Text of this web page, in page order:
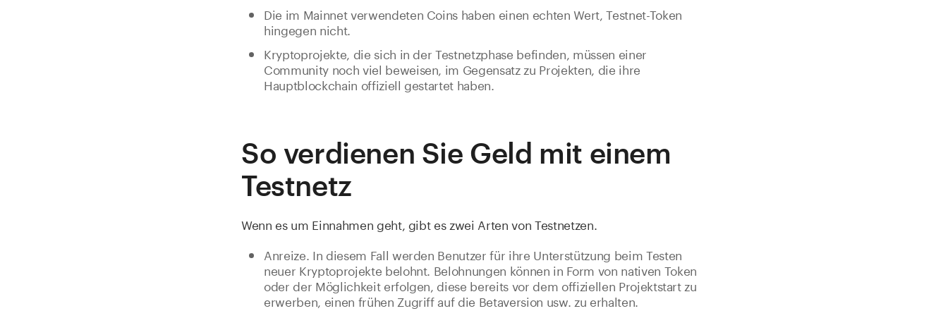
Die im Mainnet verwendeten Coins haben einen echten Wert, Testnet-Token
hingegen nicht.
Kryptoprojekte, die sich in der Testnetzphase befinden, müssen einer
Community noch viel beweisen, im Gegensatz zu Projekten, die ihre
Hauptblockchain offiziell gestartet haben.
So verdienen Sie Geld mit einem
Testnetz
Wenn es um Einnahmen geht, gibt es zwei Arten von Testnetzen.
Anreize. In diesem Fall werden Benutzer für ihre Unterstützung beim Testen
neuer Kryptoprojekte belohnt. Belohnungen können in Form von nativen Token
oder der Möglichkeit erfolgen, diese bereits vor dem offiziellen Projektstart zu
erwerben, einen frühen Zugriff auf die Betaversion usw. zu erhalten.